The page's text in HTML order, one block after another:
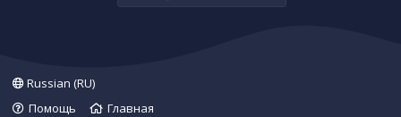
Russian (RU)
Помощь
Главная